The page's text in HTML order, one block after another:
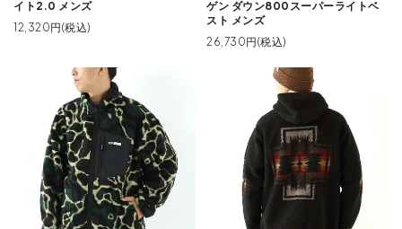
イト2.0 メンズ
12,320円(税込)
ゲン ダウン800スーパーライトベ
スト メンズ
26,730円(税込)